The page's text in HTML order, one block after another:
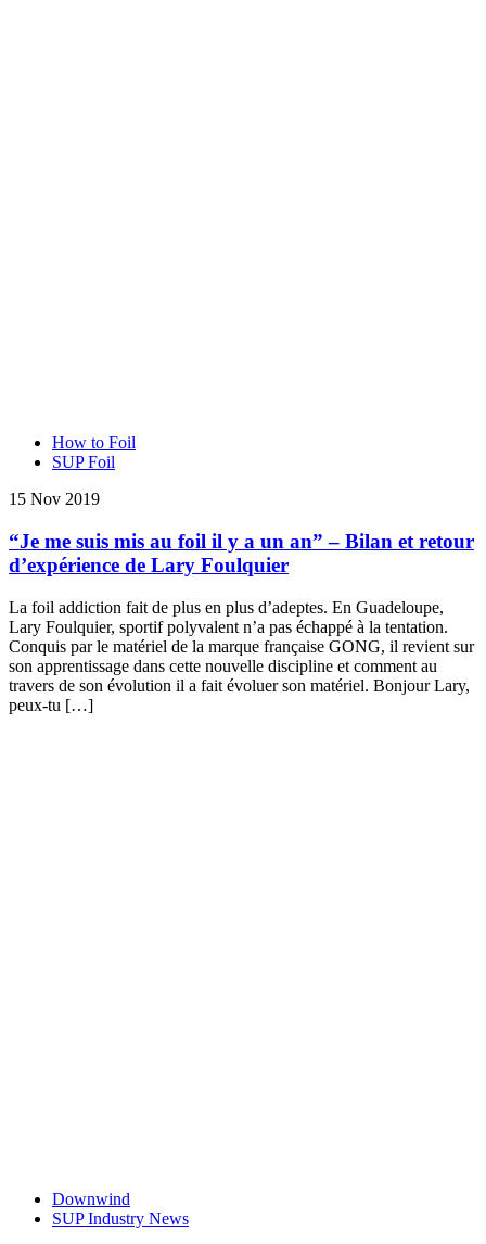
How to Foil
SUP Foil
15 Nov 2019
“Je me suis mis au foil il y a un an” – Bilan et retour
d’expérience de Lary Foulquier
La foil addiction fait de plus en plus d’adeptes. En Guadeloupe,
Lary Foulquier, sportif polyvalent n’a pas échappé à la tentation.
Conquis par le matériel de la marque française GONG, il revient sur
son apprentissage dans cette nouvelle discipline et comment au
travers de son évolution il a fait évoluer son matériel. Bonjour Lary,
peux-tu […]
Downwind
SUP Industry News